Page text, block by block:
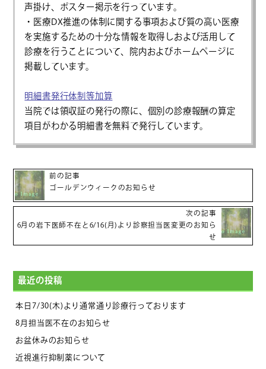
声掛け、ポスター掲示を行っています。
・医療DX推進の体制に関する事項および質の高い医療
を実施するための十分な情報を取得しおよび活用して
診療を行うことについて、院内およびホームページに
掲載しています。
明細書発行体制等加算
当院では領収証の発行の際に、個別の診療報酬の算定
項目がわかる明細書を無料で発行しています。
前の記事
ゴールデンウィークのお知らせ
次の記事
6月の岩下医師不在と6/16(月)より診察担当医変更のお知ら
せ
最近の投稿
本日7/30(木)より通常通り診療行っております
8月担当医不在のお知らせ
お盆休みのお知らせ
近視進行抑制薬について